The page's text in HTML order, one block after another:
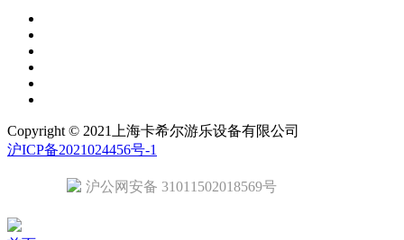
Copyright © 2021上海卡希尔游乐设备有限公司
沪ICP备2021024456号-1
沪公网安备 31011502018569号